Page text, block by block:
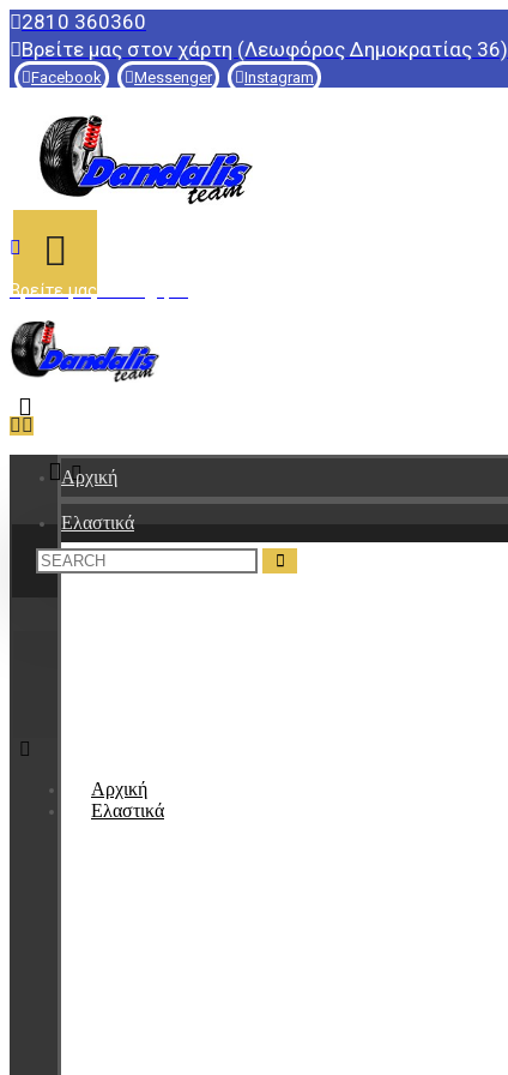
2810 360360
Βρείτε μας στον χάρτη (Λεωφόρος Δημοκρατίας 36)
Facebook Messenger Instagram
Αρχική
Ελαστικά
Βρείτε μας στον χάρτη
Αρχική
Ελαστικά